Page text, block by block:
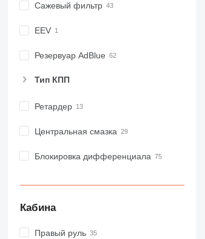
Сажевый фильтр
EEV
Резервуар AdBlue
Тип КПП
Ретардер
Центральная смазка
Блокировка дифференциала
Кабина
Правый руль